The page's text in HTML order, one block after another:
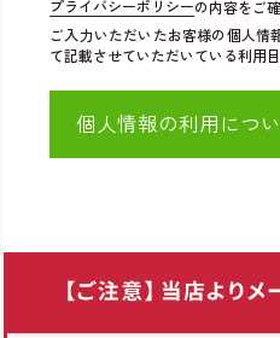
プライバシーポリシーの内容をご
ご入力いただいたお客様の個人情
て記載させていただいている利用